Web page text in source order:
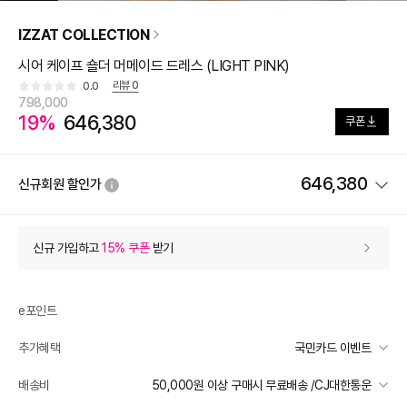
IZZAT COLLECTION
시어 케이프 숄더 머메이드 드레스 (LIGHT PINK)
0.0 리뷰0
798,000
19% 646,380 쿠폰
신규회원 할인가 646,380
상품 할인 (자동적용)
상품 쿠폰 할인 - 71,820
[아이잗컬렉션] 한정쿠폰 - 71820
신규 가입하고15% 쿠폰받기
e포인트
추가혜택 국민카드 이벤트
국민카드 이벤트
배송비 50,000원 이상 구매시 무료배송 /CJ대한통운